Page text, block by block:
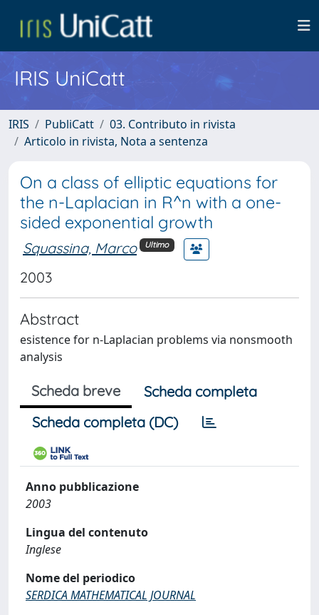
IRIS UniCatt
IRIS PubliCatt
03. Contributo in rivista
Articolo in rivista, Nota a sentenza
On a class of elliptic equations for
the n-Laplacian in R^n with a one-
sided exponential growth
Squassina, Marco Ultimo
2003
Abstract
esistence for n-Laplacian problems via nonsmooth
analysis
Scheda breve
Scheda completa
Scheda completa (DC)
Anno pubblicazione
2003
Lingua del contenuto
Inglese
Nome del periodico
SERDICA MATHEMATICAL JOURNAL